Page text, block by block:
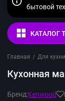
бытовой
КАТАЛОГ
Главная / Для кухни
Кухонная
Бренд:Kenwood